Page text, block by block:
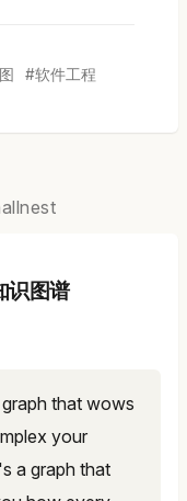
软件工程
识图谱
that wows
your
a graph that